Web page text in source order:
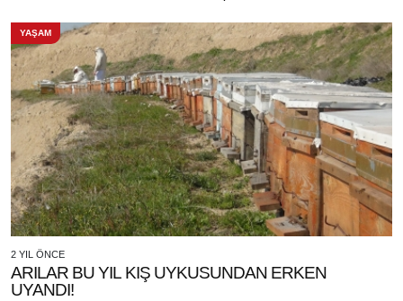
YAŞAM
2 YIL ÖNCE
ARILAR BU YIL KIŞ UYKUSUNDAN ERKEN
UYANDI!